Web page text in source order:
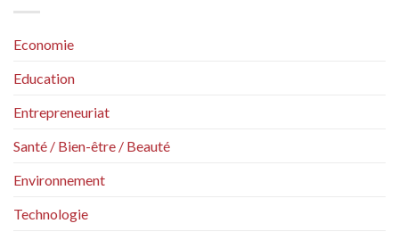
Economie
Education
Entrepreneuriat
Santé / Bien-être / Beauté
Environnement
Technologie